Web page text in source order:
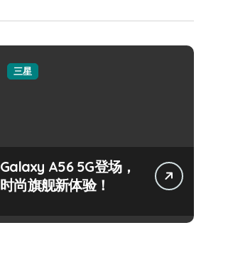
三星
Galaxy A56 5G登场，
时尚旗舰新体验！